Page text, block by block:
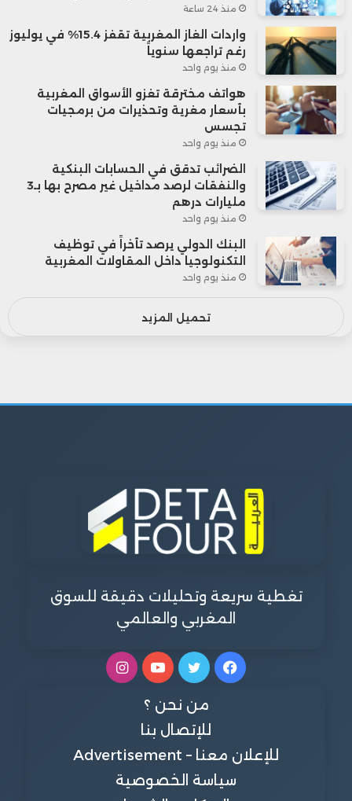
منذ 24 ساعة
واردات الغاز المغربية تقفز 15.4% في يوليوز
رغم تراجعها سنوياً
منذ يوم واحد
هواتف مخترقة تغزو الأسواق المغربية
بأسعار مغرية وتحذيرات من برمجيات
تجسس
منذ يوم واحد
الضرائب تدقق في الحسابات البنكية
والنفقات لرصد مداخيل غير مصرح بها بـ3
مليارات درهم
منذ يوم واحد
البنك الدولي يرصد تأخراً في توظيف
التكنولوجيا داخل المقاولات المغربية
منذ يوم واحد
تحميل المزيد
تغطية سريعة وتحليلات دقيقة للسوق
المغربي والعالمي
فيسبوكتويتر يوتيوبانستقرام
من نحن ؟
للإتصال بنا
للإعلان معنا – Advertisement
سياسة الخصوصية